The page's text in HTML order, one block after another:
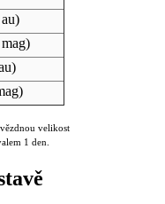
velikost
1 den.